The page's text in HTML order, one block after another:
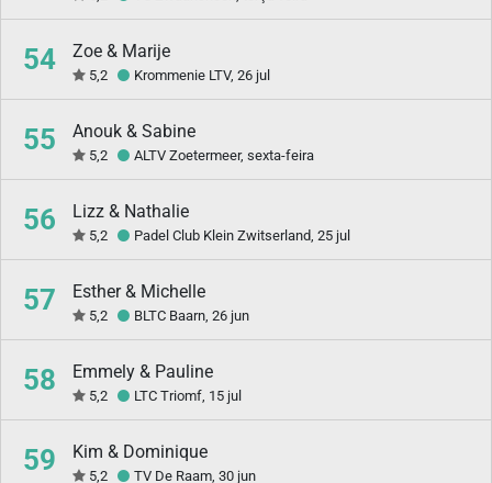
54 Zoe & Marije
5,2 Krommenie LTV, 26 jul
55 Anouk & Sabine
5,2 ALTV Zoetermeer, sexta-feira
56 Lizz & Nathalie
5,2 Padel Club Klein Zwitserland, 25 jul
57 Esther & Michelle
5,2 BLTC Baarn, 26 jun
58 Emmely & Pauline
5,2 LTC Triomf, 15 jul
59 Kim & Dominique
5,2 TV De Raam, 30 jun